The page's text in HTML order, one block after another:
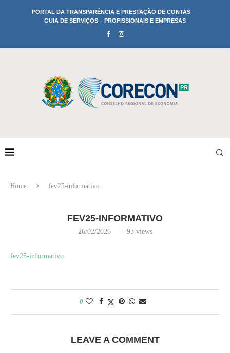
PORTAL DA TRANSPARÊNCIA E PRESTAÇÃO DE CONTAS
GUIA DE SERVIÇOS – PROFISSIONAIS E EMPRESAS
Home fev25-informativo
FEV25-INFORMATIVO
26/02/2026 93views
fev25-informativo
0
LEAVE A COMMENT